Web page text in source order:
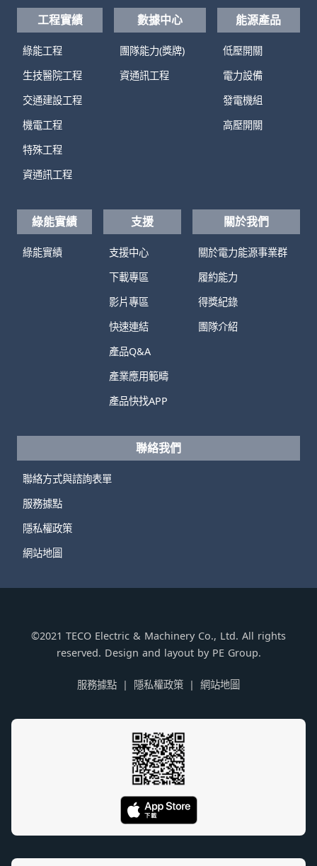
工程實績
綠能工程
生技醫院工程
交通建設工程
機電工程
特殊工程
資通訊工程
數據中心
團隊能力(獎牌)
資通訊工程
能源產品
低壓開關
電力設備
發電機組
高壓開關
綠能實績
綠能實績
支援
支援中心
下載專區
影片專區
快速連結
產品Q&A
產業應用範疇
產品快找APP
關於我們
關於電力能源事業群
履約能力
得獎紀錄
團隊介紹
聯絡我們
聯絡方式與諮詢表單
服務據點
隱私權政策
網站地圖
©2021 TECO Electric & Machinery Co., Ltd. All rights
reserved. Design and layout by PE Group.
服務據點 隱私權政策 網站地圖